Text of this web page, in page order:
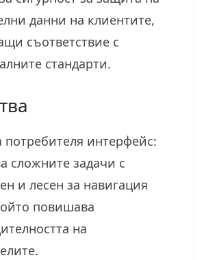
данни на клиентите,
съответствие с
стандарти.
потребителя интерфейс:
сложните задачи с
и лесен за навигация
повишава
на